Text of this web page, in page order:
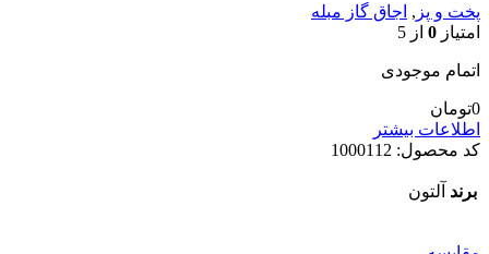
پخت و پز , اجاق گاز مبله
امتیاز 0 از 5
اتمام موجودی
0تومان
اطلاعات بیشتر
کد محصول: 1000112
برند آلتون